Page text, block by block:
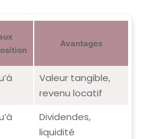
Avantages
Valeur tangible,
revenu locatif
Dividendes,
liquidité